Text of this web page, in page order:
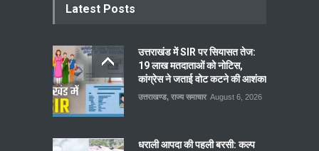
Latest Posts
उत्तराखंड में SIR पर सियासत तेज:
19 लाख मतदाताओं को नोटिस,
कांग्रेस ने जताई वोट कटने की आशंका
उत्तराखण्ड, राज्य समाचार August 6, 2026
धराली आपदा की पहली बरसी: कल्प